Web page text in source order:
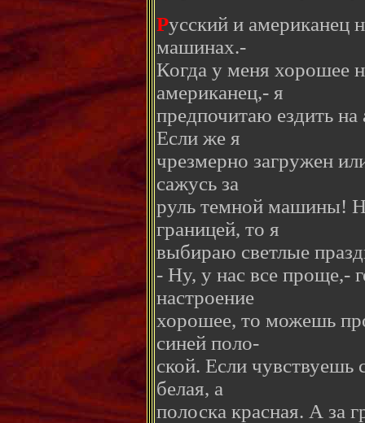
Русский и американец
машинах.-
Когда у меня хорошее
американец,- я
предпочитаю ездить
Если же я
чрезмерно загружен
сажусь за
руль темной машины!
границей, то я
выбираю светлые
- Ну, у нас все проще,-
настроение
хорошее, то можешь
синей поло-
ской. Если чувствуешь
белая, а
полоска красная. А за